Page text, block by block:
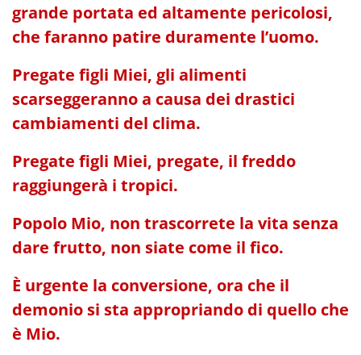
grande portata ed altamente pericolosi,
che faranno patire duramente l’uomo.
Pregate figli Miei, gli alimenti
scarseggeranno a causa dei drastici
cambiamenti del clima.
Pregate figli Miei, pregate, il freddo
raggiungerà i tropici.
Popolo Mio, non trascorrete la vita senza
dare frutto, non siate come il fico.
È urgente la conversione, ora che il
demonio si sta appropriando di quello che
è Mio.